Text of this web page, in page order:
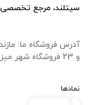
سیتلند، مرجع تخصصی
و 23 فروشگاه شهر میز و صندلی
نمادها